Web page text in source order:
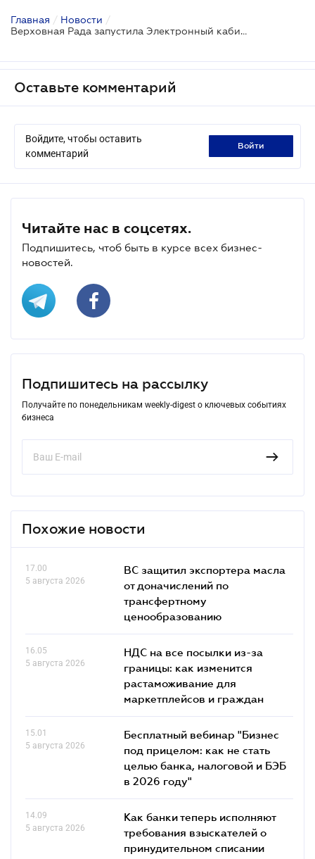
Главная / Новости /
Верховная Рада запустила Электронный кабинет гражданина
Оставьте комментарий
Войдите, чтобы оставить
комментарий
войти
Читайте нас в соцсетях.
Подпишитесь, чтоб быть в курсе всех бизнес-
новостей.
Подпишитесь на рассылку
Получайте по понедельникам weekly-digest о ключевых событиях
бизнеса
Похожие новости
17.00
5 августа 2026
ВС защитил экспортера масла
от доначислений по
трансфертному
ценообразованию
16.05
5 августа 2026
НДС на все посылки из-за
границы: как изменится
растаможивание для
маркетплейсов и граждан
15.01
5 августа 2026
Бесплатный вебинар "Бизнес
под прицелом: как не стать
целью банка, налоговой и БЭБ
в 2026 году"
14.09
5 августа 2026
Как банки теперь исполняют
требования взыскателей о
принудительном списании